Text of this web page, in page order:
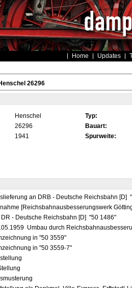
Home Updates
26296
Henschel Typ:
26296 Bauart:
1941 Spurweite:
an DRB - Deutsche Reichsbahn [D]
[Reichsbahnausbesserungswerk
DR - Deutsche Reichsbahn [D] "50 1486"
Umbau durch
in "50 3559"
in "50 3559-7"